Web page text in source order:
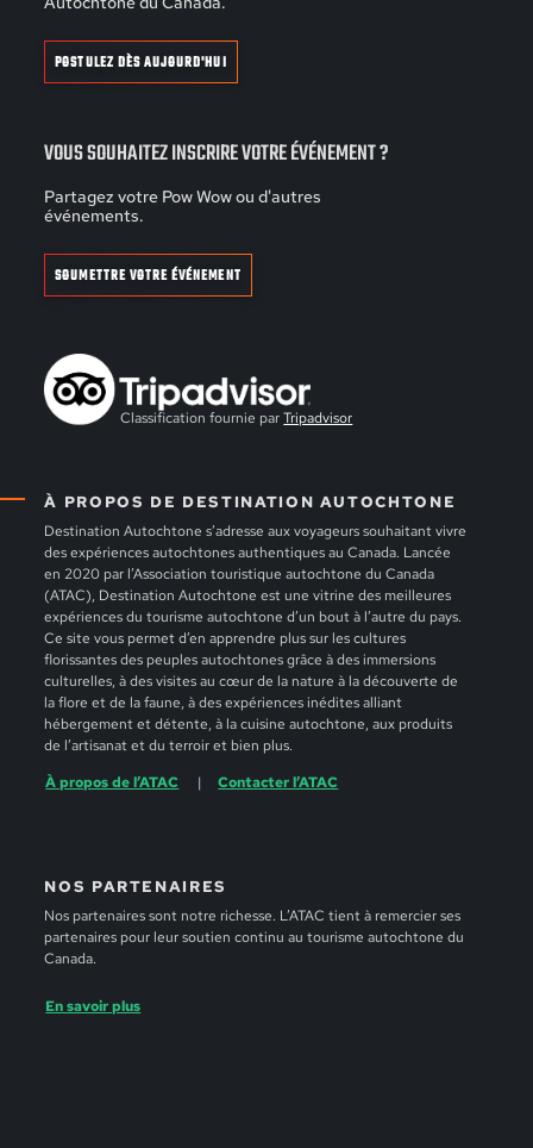
À PROPOS DE DESTINATION AUTOCHTONE
Destination Autochtone s’adresse aux voyageurs souhaitant vivre
des expériences autochtones authentiques au Canada. Lancée
en 2020 par l’Association touristique autochtone du Canada
(ATAC), Destination Autochtone est une vitrine des meilleures
expériences du tourisme autochtone d’un bout à l’autre du pays.
Ce site vous permet d’en apprendre plus sur les cultures
florissantes des peuples autochtones grâce à des immersions
culturelles, à des visites au cœur de la nature à la découverte de
la flore et de la faune, à des expériences inédites alliant
hébergement et détente, à la cuisine autochtone, aux produits
de l’artisanat et du terroir et bien plus.
À propos de l’ATAC
Contacter l’ATAC
NOS PARTENAIRES
Nos partenaires sont notre richesse. L’ATAC tient à remercier ses
partenaires pour leur soutien continu au tourisme autochtone du
Canada.
En savoir plus
POSTULEZ DÈS AUJOURD'HUI
VOUS SOUHAITEZ INSCRIRE VOTRE ÉVÉNEMENT ?
Partagez votre Pow Wow ou d'autres
événements.
SOUMETTRE VOTRE ÉVÉNEMENT
Classification fournie parTripadvisor